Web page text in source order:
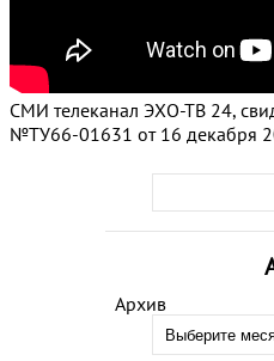
Архив
СМИ телеканал ЭХО-ТВ 24,
№ТУ66-01631 от 16 декабря